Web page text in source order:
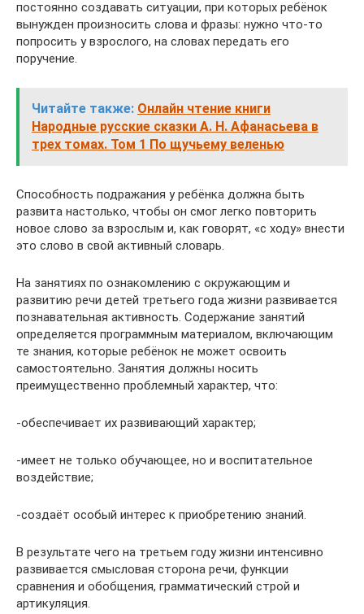
постоянно создавать ситуации, при которых ребёнок
вынужден произносить слова и фразы: нужно что-то
попросить у взрослого, на словах передать его
поручение.
Читайте также: Онлайн чтение книги
Народные русские сказки А. Н. Афанасьева в
трех томах. Том 1 По щучьему веленью
Способность подражания у ребёнка должна быть
развита настолько, чтобы он смог легко повторить
новое слово за взрослым и, как говорят, «с ходу» внести
это слово в свой активный словарь.
На занятиях по ознакомлению с окружающим и
развитию речи детей третьего года жизни развивается
познавательная активность. Содержание занятий
определяется программным материалом, включающим
те знания, которые ребёнок не может освоить
самостоятельно. Занятия должны носить
преимущественно проблемный характер, что:
-обеспечивает их развивающий характер;
-имеет не только обучающее, но и воспитательное
воздействие;
-создаёт особый интерес к приобретению знаний.
В результате чего на третьем году жизни интенсивно
развивается смысловая сторона речи, функции
сравнения и обобщения, грамматический строй и
артикуляция.